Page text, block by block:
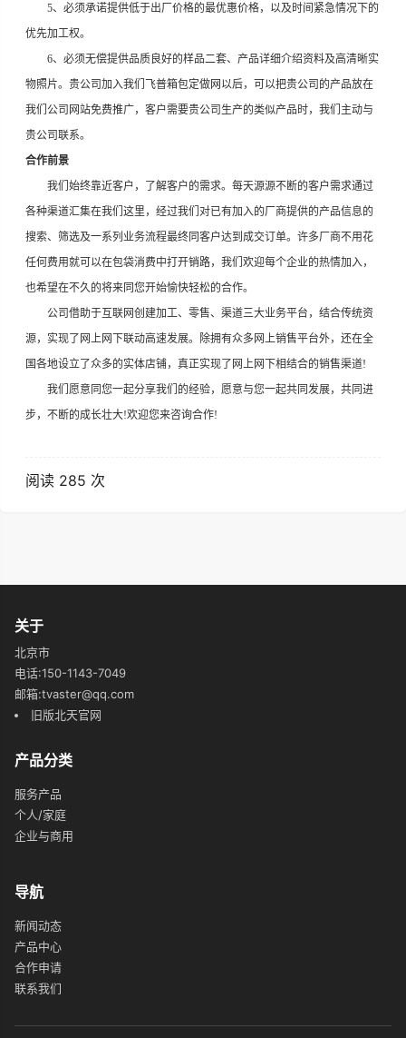
5、必须承诺提供低于出厂价格的最优惠价格，以及时间紧急情况下的
优先加工权。
6、必须无偿提供品质良好的样品二套、产品详细介绍资料及高清晰实
物照片。贵公司加入我们飞普箱包定做网以后，可以把贵公司的产品放在
我们公司网站免费推广，客户需要贵公司生产的类似产品时，我们主动与
贵公司联系。
合作前景
我们始终靠近客户，了解客户的需求。每天源源不断的客户需求通过
各种渠道汇集在我们这里，经过我们对已有加入的厂商提供的产品信息的
搜索、筛选及一系列业务流程最终同客户达到成交订单。许多厂商不用花
任何费用就可以在包袋消费中打开销路，我们欢迎每个企业的热情加入，
也希望在不久的将来同您开始愉快轻松的合作。
公司借助于互联网创建加工、零售、渠道三大业务平台，结合传统资
源，实现了网上网下联动高速发展。除拥有众多网上销售平台外，还在全
国各地设立了众多的实体店铺，真正实现了网上网下相结合的销售渠道!
我们愿意同您一起分享我们的经验，愿意与您一起共同发展，共同进
步，不断的成长壮大!欢迎您来咨询合作!
阅读 285 次
关于
北京市
电话:150-1143-7049
邮箱:tvaster@qq.com
旧版北天官网
产品分类
服务产品
个人/家庭
企业与商用
导航
新闻动态
产品中心
合作申请
联系我们